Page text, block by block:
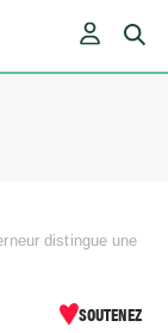
distingue une
SOUTENEZ